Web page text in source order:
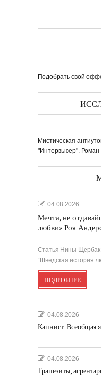
Подобрать свой
Мистическая
"Интервьюер".
04.08.2026
Мечта, не
любви» Роя
Статья Нины Щербак
“Шведская история
ПОДРОБНЕЕ
04.08.2026
Капнист. Всеобщая
04.08.2026
Трапезиты,